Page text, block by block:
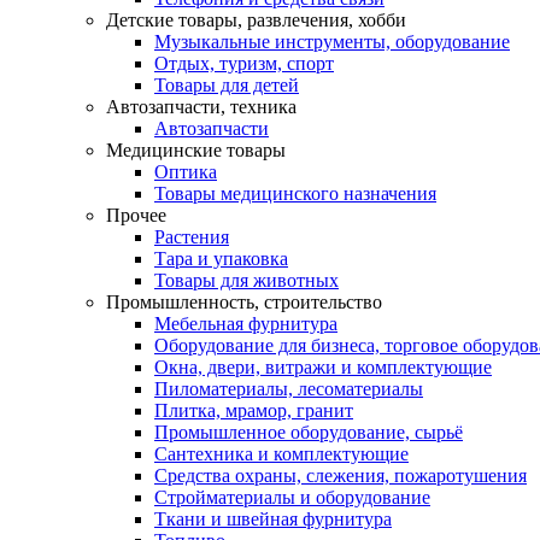
Детские товары, развлечения, хобби
Музыкальные инструменты, оборудование
Отдых, туризм, спорт
Товары для детей
Автозапчасти, техника
Автозапчасти
Медицинские товары
Оптика
Товары медицинского назначения
Прочее
Растения
Тара и упаковка
Товары для животных
Промышленность, строительство
Мебельная фурнитура
Оборудование для бизнеса, торговое
Окна, двери, витражи и комплектующие
Пиломатериалы, лесоматериалы
Плитка, мрамор, гранит
Промышленное оборудование, сырьё
Сантехника и комплектующие
Средства охраны, слежения, пожаротушения
Стройматериалы и оборудование
Ткани и швейная фурнитура